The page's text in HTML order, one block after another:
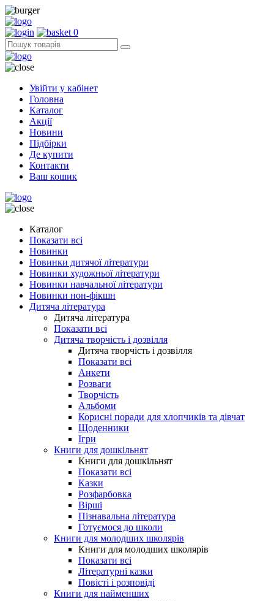
0
Увійти у кабінет
Головна
Каталог
Акції
Новини
Підбірки
Де купити
Контакти
Ваш кошик
Каталог
Показати всі
Новинки
Новинки дитячої літератури
Новинки художньої літератури
Новинки навчальної літератури
Новинки нон-фікшн
Дитяча література
Дитяча література
Показати всі
Дитяча творчість і дозвілля
Дитяча творчість і дозвілля
Показати всі
Анкети
Розваги
Творчість
Альбоми
Корисні поради для хлопчиків та дівчат
Щоденники
Ігри
Книги для дошкільнят
Книги для дошкільнят
Показати всі
Казки
Розфарбовка
Вірші
Пізнавальна література
Готуємося до школи
Книги для молодших школярів
Книги для молодших школярів
Показати всі
Літературні казки
Повісті і розповіді
Книги для найменших